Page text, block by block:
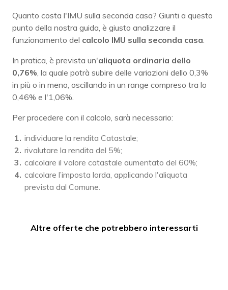
Quanto costa l'IMU sulla seconda casa? Giunti a questo
punto della nostra guida, è giusto analizzare il
funzionamento del calcolo IMU sulla seconda casa
In pratica, è prevista un'aliquota ordinaria dello
0,76% , la quale potrà subire delle variazioni dello 0,3%
in più o in meno, oscillando in un range compreso tra lo
0,46% e l'1,06%.
Per procedere con il calcolo, sarà necessario:
individuare la rendita Catastale;
rivalutare la rendita del 5%;
calcolare il valore catastale aumentato del 60%;
calcolare l’imposta lorda, applicando l'aliquota
prevista dal Comune.
Altre offerte che potrebbero interessarti